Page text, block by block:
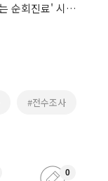
서울시, 영등포 쪽방촌 주민 대상 '찾아가는 순회진료' 시작…의료 사각지대 해소
#전수조사
0